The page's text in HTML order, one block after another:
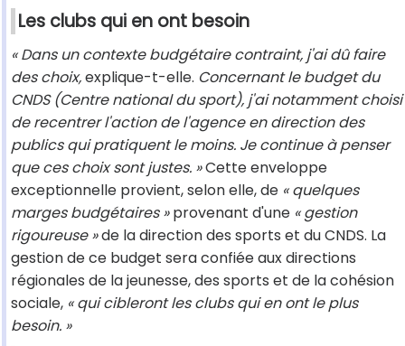
Les clubs qui en ont besoin
« Dans un contexte budgétaire contraint, j'ai dû faire
des choix,explique-t-elle. Concernant le budget du
CNDS (Centre national du sport), j'ai notamment choisi
de recentrer l'action de l'agence en direction des
publics qui pratiquent le moins. Je continue à penser
que ces choix sont justes. »Cette enveloppe
exceptionnelle provient, selon elle, de « quelques
marges budgétaires »provenant d'une « gestion
rigoureuse »de la direction des sports et du CNDS. La
gestion de ce budget sera confiée aux directions
régionales de la jeunesse, des sports et de la cohésion
sociale, « qui cibleront les clubs qui en ont le plus
besoin. »